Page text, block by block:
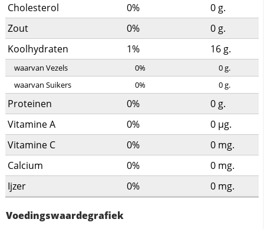
Cholesterol 0% 0g.
Zout
0% 0g.
Koolhydraten
1% 16g.
waarvan Vezels 0% 0g.
waarvan Suikers
0% 0g.
Proteinen 0% 0g.
Vitamine A
0% 0 µg.
Vitamine C
0% 0 mg.
Calcium
0% 0 mg.
Ijzer
0% 0 mg.
Voedingswaardegrafiek